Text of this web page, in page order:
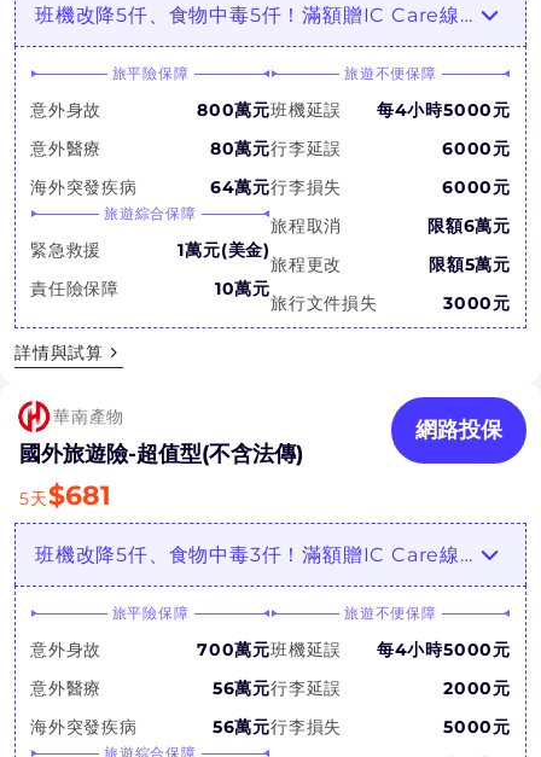
班機改降5仟、食物中毒5仟！滿額贈IC Care線上醫療諮詢
旅平險保障
意外身故
800萬元
意外醫療
80萬元
海外突發疾病
64萬元
旅遊綜合保障
緊急救援
1萬元(美金)
責任險保障
10萬元
旅遊不便保障
班機延誤
每4小時5000元
行李延誤
6000元
行李損失
6000元
旅程取消
限額6萬元
旅程更改
限額5萬元
旅行文件損失
3000元
詳情與試算
華南產物
國外旅遊險-超值型(不含法傳)
網路投保
5天$681
班機改降5仟、食物中毒3仟！滿額贈IC Care線上醫療諮詢
旅平險保障
意外身故
700萬元
意外醫療
56萬元
海外突發疾病
56萬元
旅遊綜合保障
旅遊不便保障
班機延誤
每4小時5000元
行李延誤
2000元
行李損失
5000元